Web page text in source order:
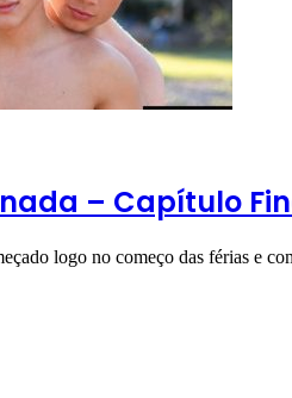
– Capítulo
logo no começo das férias e